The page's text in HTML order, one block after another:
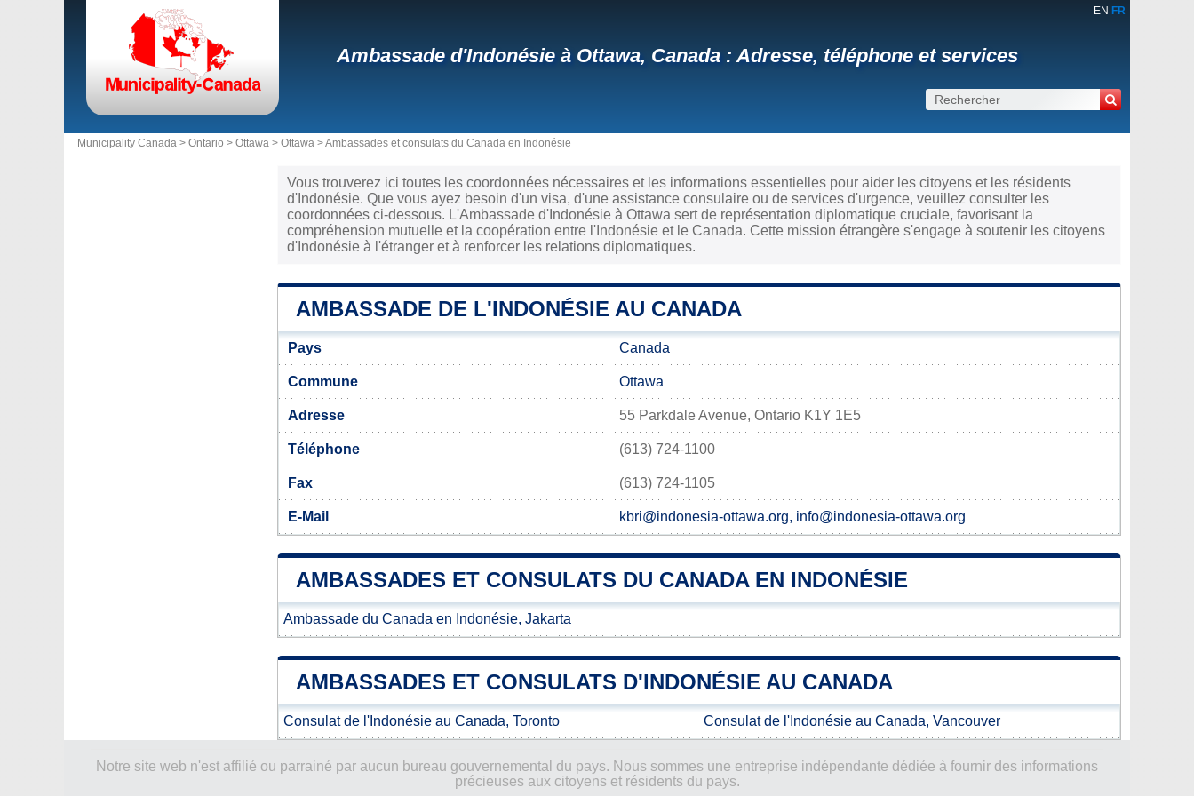
EN FR
Ambassade d'Indonésie à Ottawa, Canada : Adresse, téléphone et services
Municipality Canada > Ontario > Ottawa > Ottawa >Ambassades et consulats du Canada en Indonésie
Vous trouverez ici toutes les coordonnées nécessaires et les informations essentielles pour aider les citoyens et les résidents
d'Indonésie. Que vous ayez besoin d'un visa, d'une assistance consulaire ou de services d'urgence, veuillez consulter les
coordonnées ci-dessous. L'Ambassade d'Indonésie à Ottawa sert de représentation diplomatique cruciale, favorisant la
compréhension mutuelle et la coopération entre l'Indonésie et le Canada. Cette mission étrangère s'engage à soutenir les citoyens
d'Indonésie à l'étranger et à renforcer les relations diplomatiques.
AMBASSADE DE L'INDONÉSIE AU CANADA
Pays Canada
Commune Ottawa
Adresse 55 Parkdale Avenue, Ontario K1Y 1E5
Téléphone (613) 724-1100
Fax (613) 724-1105
E-Mail kbri@indonesia-ottawa.org, info@indonesia-ottawa.org
AMBASSADES ET CONSULATS DU CANADA EN INDONÉSIE
Ambassade du Canada en Indonésie, Jakarta
AMBASSADES ET CONSULATS D'INDONÉSIE AU CANADA
Consulat de l'Indonésie au Canada, Toronto Consulat de l'Indonésie au Canada, Vancouver
Notre site web n'est affilié ou parrainé par aucun bureau gouvernemental du pays. Nous sommes une entreprise indépendante dédiée à fournir des informations
précieuses aux citoyens et résidents du pays.